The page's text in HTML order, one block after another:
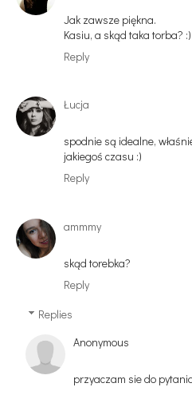
Jak zawsze piękna.
Kasiu, a skąd taka torba? :)
Reply
Łucja
spodnie są idealne,
jakiegoś czasu :)
Reply
ammmy
skąd torebka?
Reply
Replies
Anonymous
przyaczam sie do